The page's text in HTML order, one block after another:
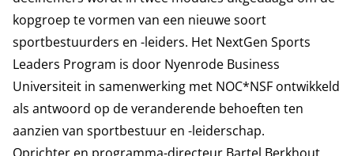
kopgroep te vormen van een nieuwe soort
sportbestuurders en -leiders. Het NextGen Sports
Leaders Program is door Nyenrode Business
Universiteit in samenwerking met NOC*NSF ontwikkeld
als antwoord op de veranderende behoeften ten
aanzien van sportbestuur en -leiderschap.